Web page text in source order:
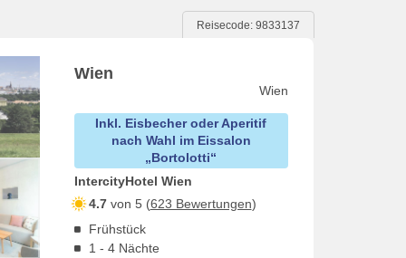
Reisecode: 9833137
Wien
Wien
Inkl. Eisbecher oder Aperitif
nach Wahl im Eissalon
„Bortolotti“
IntercityHotel Wien
4.7von 5 (623 Bewertungen)
Frühstück
1 - 4 Nächte